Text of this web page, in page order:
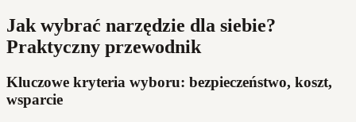
Jak wybrać narzędzie dla siebie?
Praktyczny przewodnik
Kluczowe kryteria wyboru: bezpieczeństwo, koszt,
wsparcie